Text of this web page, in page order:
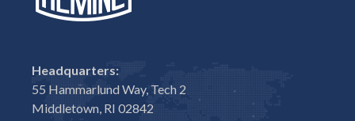
Headquarters:
55 Hammarlund Way, Tech 2
Middletown, RI 02842